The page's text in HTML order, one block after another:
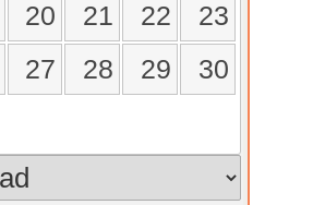
20 21 22
23
27 28 29
30